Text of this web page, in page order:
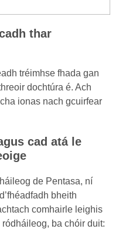
thar
tréimhse fhada gan
dochtúra é. Ach
ionas nach gcuirfear
cad atá le
de Pentasa, ní
bheith
comhairle leighis
ba chóir duit: